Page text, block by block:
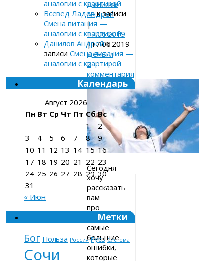
Данилов
Андрей
|
17.06.2019
|17.06.2019
Деньги
2
комментария
Сегодня
хочу
рассказать
вам
про
две
самые
большие
ошибки,
которые
аналогии с квартирой
Всевед Ладовк записи
Смена питания —
аналогии с квартирой
Данилов Андрейк
записи Смена питания —
аналогии с квартирой
Календарь
Август 2026
Пн Вт Ср Чт Пт Сб Вс
1
2
3
4 5 6 7 8
9
10 11 12 13 14 15 16
17 18 19 20 21 22 23
24 25 26 27 28 29 30
31
« Июн
Метки
Бог Польза Россия Русь Система
Сочи